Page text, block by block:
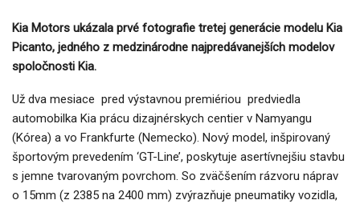
Kia Motors ukázala prvé fotografie tretej generácie modelu Kia
Picanto, jedného z medzinárodne najpredávanejších modelov
spoločnosti Kia.
Už dva mesiace pred výstavnou premiériou predviedla
automobilka Kia prácu dizajnérskych centier v Namyangu
(Kórea) a vo Frankfurte (Nemecko). Nový model, inšpirovaný
športovým prevedením ‘GT-Line’, poskytuje asertívnejšiu stavbu
s jemne tvarovaným povrchom. So zväčšením rázvoru náprav
o 15mm (z 2385 na 2400 mm) zvýrazňuje pneumatiky vozidla,